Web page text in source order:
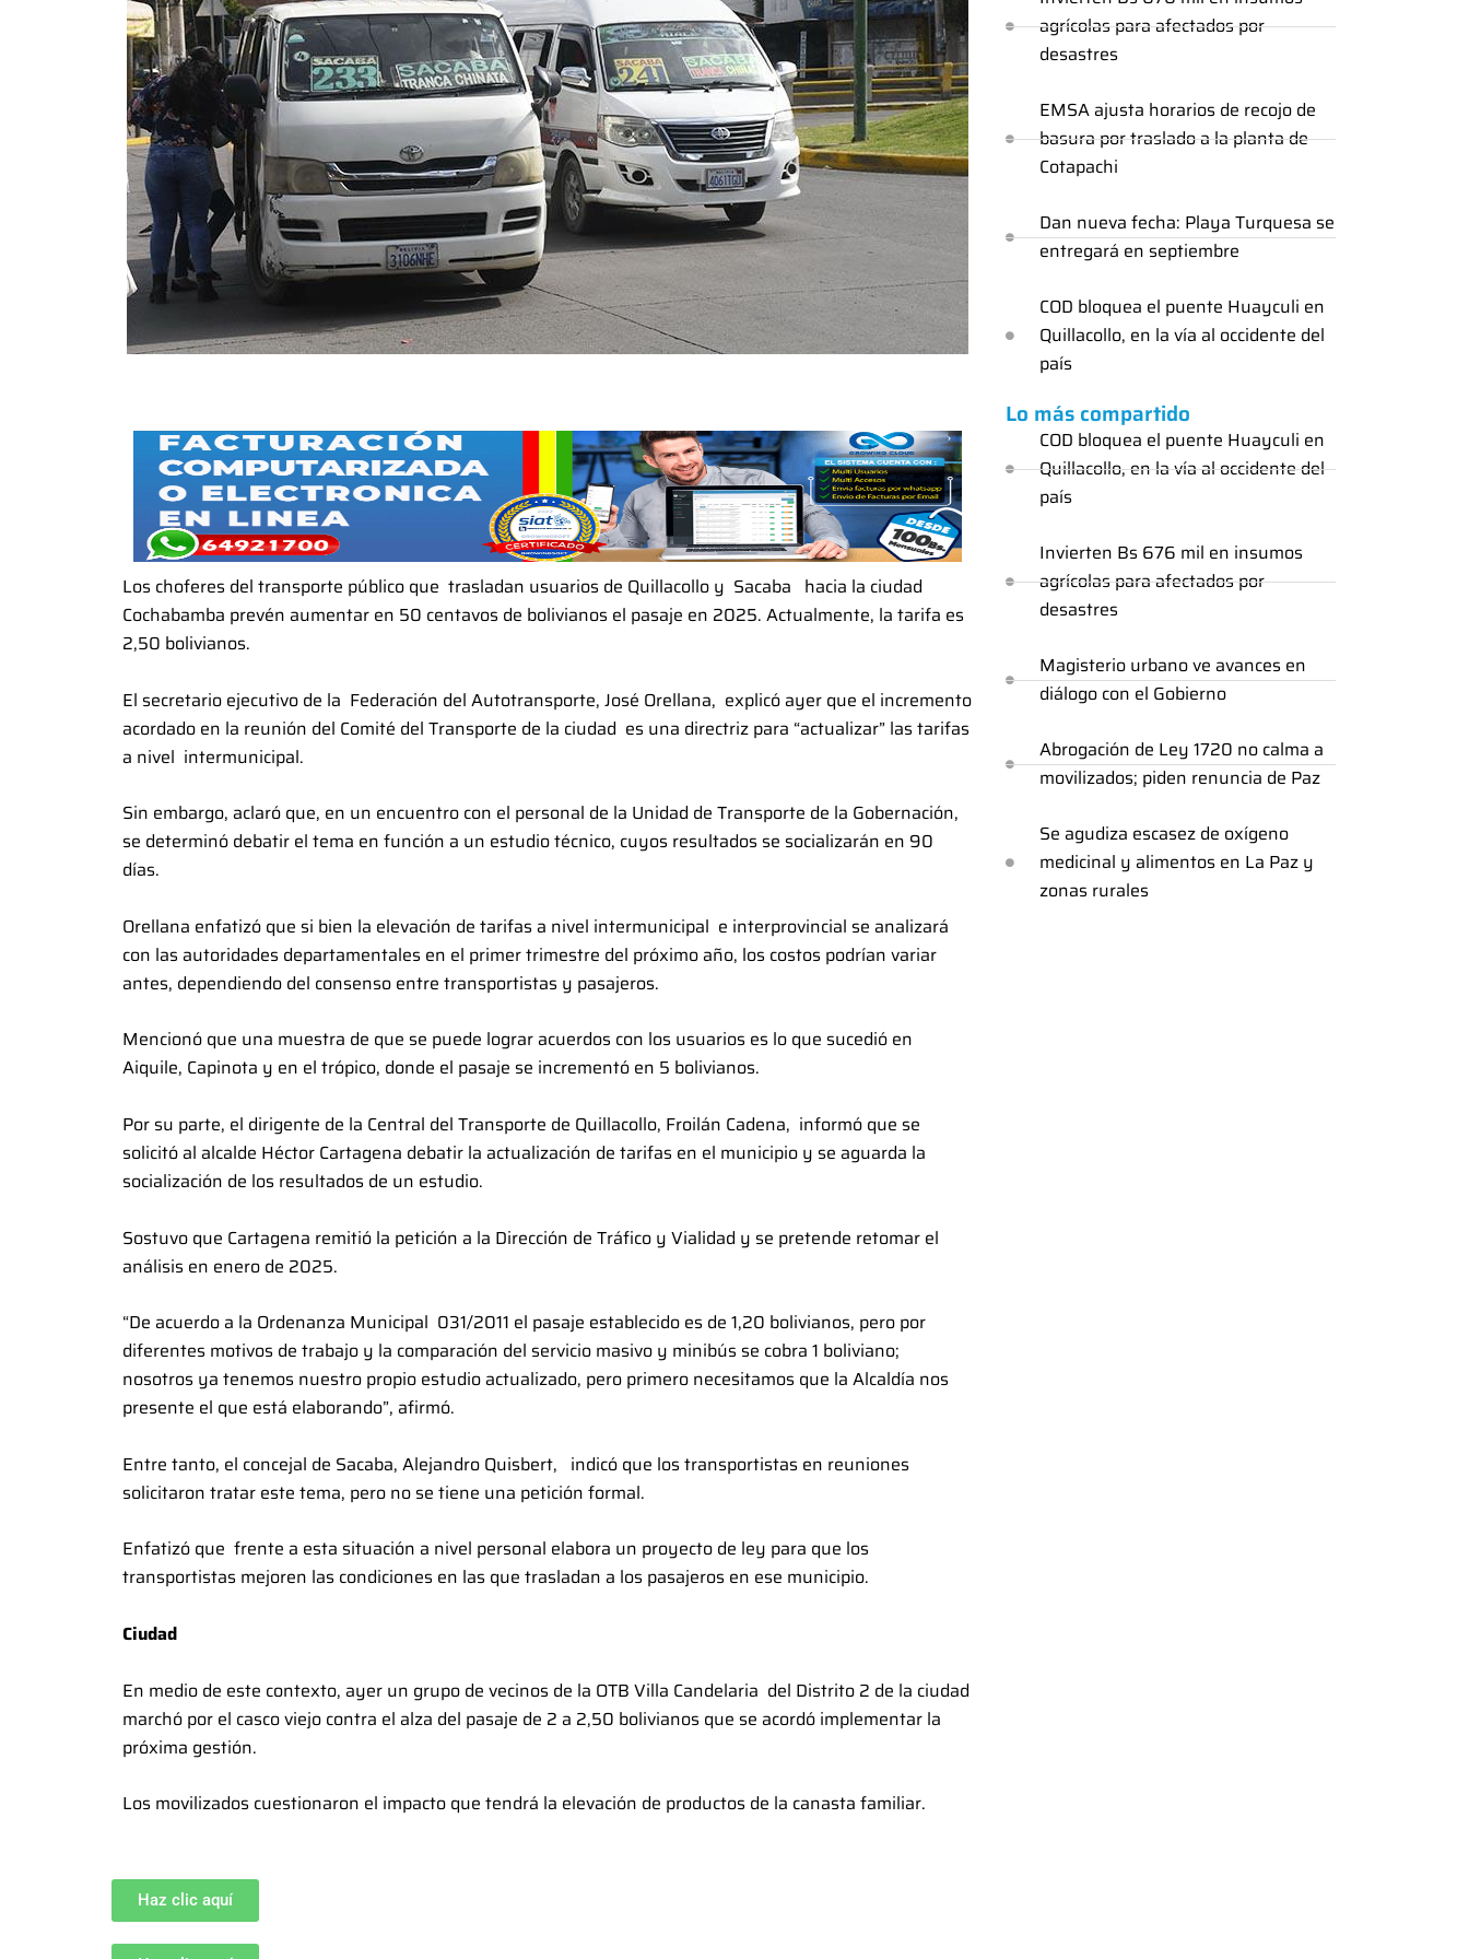
Los choferes del transporte público que trasladan usuarios de Quillacollo y Sacaba hacia la ciudad
Cochabamba prevén aumentar en 50 centavos de bolivianos el pasaje en 2025. Actualmente, la tarifa es
2,50 bolivianos.
El secretario ejecutivo de la Federación del Autotransporte, José Orellana, explicó ayer que el incremento
acordado en la reunión del Comité del Transporte de la ciudad es una directriz para “actualizar” las tarifas
a nivel intermunicipal.
Sin embargo, aclaró que, en un encuentro con el personal de la Unidad de Transporte de la Gobernación,
se determinó debatir el tema en función a un estudio técnico, cuyos resultados se socializarán en 90
días.
Orellana enfatizó que si bien la elevación de tarifas a nivel intermunicipal e interprovincial se analizará
con las autoridades departamentales en el primer trimestre del próximo año, los costos podrían variar
antes, dependiendo del consenso entre transportistas y pasajeros.
Mencionó que una muestra de que se puede lograr acuerdos con los usuarios es lo que sucedió en
Aiquile, Capinota y en el trópico, donde el pasaje se incrementó en 5 bolivianos.
Por su parte, el dirigente de la Central del Transporte de Quillacollo, Froilán Cadena, informó que se
solicitó al alcalde Héctor Cartagena debatir la actualización de tarifas en el municipio y se aguarda la
socialización de los resultados de un estudio.
Sostuvo que Cartagena remitió la petición a la Dirección de Tráfico y Vialidad y se pretende retomar el
análisis en enero de 2025.
“De acuerdo a la Ordenanza Municipal 031/2011 el pasaje establecido es de 1,20 bolivianos, pero por
diferentes motivos de trabajo y la comparación del servicio masivo y minibús se cobra 1 boliviano;
nosotros ya tenemos nuestro propio estudio actualizado, pero primero necesitamos que la Alcaldía nos
presente el que está elaborando”, afirmó.
Entre tanto, el concejal de Sacaba, Alejandro Quisbert, indicó que los transportistas en reuniones
solicitaron tratar este tema, pero no se tiene una petición formal.
Enfatizó que frente a esta situación a nivel personal elabora un proyecto de ley para que los
transportistas mejoren las condiciones en las que trasladan a los pasajeros en ese municipio.
Ciudad
En medio de este contexto, ayer un grupo de vecinos de la OTB Villa Candelaria del Distrito 2 de la ciudad
marchó por el casco viejo contra el alza del pasaje de 2 a 2,50 bolivianos que se acordó implementar la
próxima gestión.
Los movilizados cuestionaron el impacto que tendrá la elevación de productos de la canasta familiar.
agrícolas para afectados por
desastres
EMSA ajusta horarios de recojo de
basura por traslado a la planta de
Cotapachi
Dan nueva fecha: Playa Turquesa se
entregará en septiembre
COD bloquea el puente Huayculi en
Quillacollo, en la vía al occidente del
país
Lo más compartido
COD bloquea el puente Huayculi en
Quillacollo, en la vía al occidente del
país
Invierten Bs 676 mil en insumos
agrícolas para afectados por
desastres
Magisterio urbano ve avances en
diálogo con el Gobierno
Abrogación de Ley 1720 no calma a
movilizados; piden renuncia de Paz
Se agudiza escasez de oxígeno
medicinal y alimentos en La Paz y
zonas rurales
Haz clic aquí